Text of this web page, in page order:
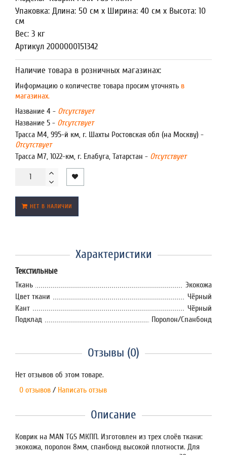
Упаковка: Длина: 50 см x Ширина: 40 см x Высота: 10
см
Вес: 3 кг
Артикул 2000000151342
Наличие товара в розничных магазинах:
Информацию о количестве товара просим уточнять в
магазинах.
Название 4 - Отсутствует
Название 5 - Отсутствует
Трасса М4, 995-й км, г. Шахты Ростовская обл (на Москву) -
Отсутствует
Трасса М7, 1022-км, г. Елабуга, Татарстан - Отсутствует
НЕТ В НАЛИЧИИ
Характеристики
Текстильные
Ткань
Экокожа
Цвет ткани
Чёрный
Кант
Чёрный
Подклад
Поролон/Спанбонд
Отзывы (0)
Нет отзывов об этом товаре.
0 отзывов / Написать отзыв
Описание
Коврик на MAN TGS МКПП. Изготовлен из трех слоёв ткани:
экокожа, поролон 8мм, спанбонд высокой плотности. Для